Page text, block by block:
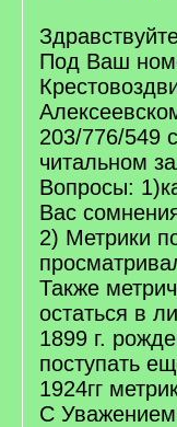
Под Ваш
203/776/549
читальном
Вопросы:
Вас
2) Метрики
Также
остаться в
1899 г.
поступать
1924гг
С